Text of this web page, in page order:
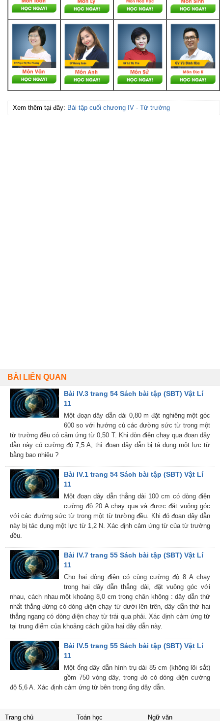
Xem thêm tại đây: Bài tập cuối chương IV - Từ trường
BÀI LIÊN QUAN
Bài IV.3 trang 54 Sách bài tập (SBT) Vật Lí
11
Một đoạn dây dẫn dài 0,80 m đặt nghiêng một góc
600 so với hướng củ các đường sức từ trong một
từ trường đều có cảm ứng từ 0,50 T. Khi dòn điện chạy qua đoạn dây
dẫn này có cường độ 7,5 A, thì đoạn dây dẫn bị tá dụng một lực từ
bằng bao nhiêu ?
Bài IV.1 trang 54 Sách bài tập (SBT) Vật Lí
11
Một đoạn dây dẫn thẳng dài 100 cm có dòng điện
cường độ 20 A chạy qua và được đặt vuông góc
với các đường sức từ trong một từ trường đều. Khi đó đoạn dây dẫn
này bị tác dụng một lực từ 1,2 N. Xác định cảm ứng từ của từ trường
đều.
Bài IV.7 trang 55 Sách bài tập (SBT) Vật Lí
11
Cho hai dòng điện có cùng cường độ 8 A chạy
trong hai dây dẫn thẳng dài, đặt vuông góc với
nhau, cách nhau một khoảng 8,0 cm trong chân không : dây dẫn thứ
nhất thẳng đứng có dòng điện chạy từ dưới lên trên, dây dẫn thứ hai
thẳng ngang có dòng điện chạy từ trái qua phải. Xác định cảm ứng từ
tại trung điểm của khoảng cách giữa hai dây dẫn này.
Bài IV.5 trang 55 Sách bài tập (SBT) Vật Lí
11
Một ống dây dẫn hình trụ dài 85 cm (không lõi sắt)
gồm 750 vòng dây, trong đó có dòng điện cường
độ 5,6 A. Xác định cảm ứng từ bên trong ống dây dẫn.
Trang chủ Toán học Ngữ văn